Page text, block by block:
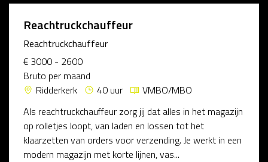
Reachtruckchauffeur
Reachtruckchauffeur
€ 3000 - 2600
Bruto per maand
Ridderkerk
40 uur
VMBO/MBO
Als reachtruckchauffeur zorg jij dat alles in het magazijn
op rolletjes loopt, van laden en lossen tot het
klaarzetten van orders voor verzending. Je werkt in een
modern magazijn met korte lijnen, vas...